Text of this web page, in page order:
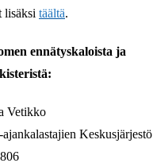
lisäksi täältä.
ennätyskaloista ja
Vetikko
ajankalastajien Keskusjärjestö